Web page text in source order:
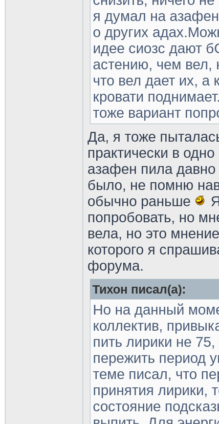
я думал на
о других
идее сиозс дают
астению, чем вел,
что вел дает их, а
кровати
тоже вариант
Да, я тоже
практически в
азафен пила
было, не помню
обычно раньше
попробовать, но
вела, но это
которого я
форума.
Тихон писал(а):
Но на данный
коллектив,
пить лирики не
пережить период
теме писал, что
принятия лирики,
состояние